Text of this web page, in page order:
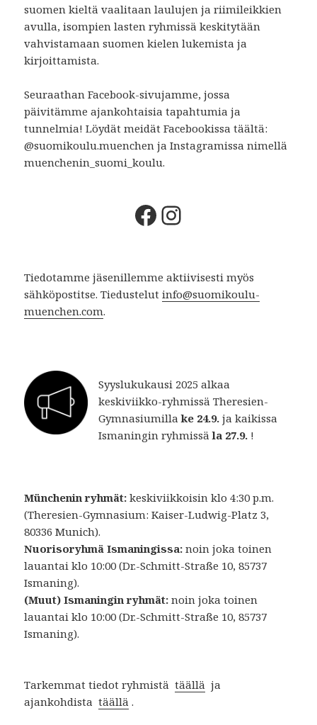
suomen kieltä vaalitaan laulujen ja riimileikkien
avulla, isompien lasten ryhmissä keskitytään
vahvistamaan suomen kielen lukemista ja
kirjoittamista.
Seuraathan Facebook-sivujamme, jossa
päivitämme ajankohtaisia tapahtumia ja
tunnelmia! Löydät meidät Facebookissa täältä:
@suomikoulu.muenchen ja Instagramissa nimellä
muenchenin_suomi_koulu.
Facebook
Instagram
Tiedotamme jäsenillemme aktiivisesti myös
sähköpostitse. Tiedustelutinfo@suomikoulu-
muenchen.com.
Syyslukukausi 2025 alkaa
keskiviikko-ryhmissä Theresien-
Gymnasiumillake 24.9. ja kaikissa
Ismaningin ryhmissäla 27.9. !
Münchenin ryhmät: keskiviikkoisin klo 4:30 p.m.
(Theresien-Gymnasium: Kaiser-Ludwig-Platz 3,
80336 Munich).
Nuorisoryhmä Ismaningissa: noin joka toinen
lauantai klo 10:00 (Dr.-Schmitt-Straße 10, 85737
Ismaning).
(Muut) Ismaningin ryhmät: noin joka toinen
lauantai klo 10:00 (Dr.-Schmitt-Straße 10, 85737
Ismaning).
Tarkemmat tiedot ryhmistätäällä ja
ajankohdistatäällä .